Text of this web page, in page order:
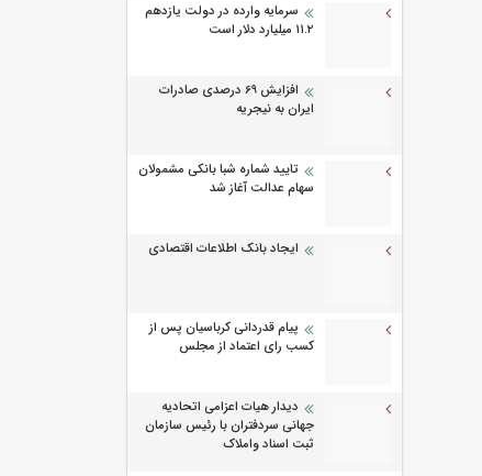
سرمایه وارده در دولت یازدهم
۱۱.۲ میلیارد دلار است
افزایش 69 درصدی صادرات
ایران به نیجریه
تایید شماره شبا بانکی مشمولان
سهام عدالت آغاز شد
ایجاد بانک اطلاعات اقتصادی
پیام قدردانی کرباسیان پس از
کسب رای اعتماد از مجلس
دیدار هیات اعزامی اتحادیه
جهانی سردفتران با رئیس سازمان
ثبت اسناد واملاک